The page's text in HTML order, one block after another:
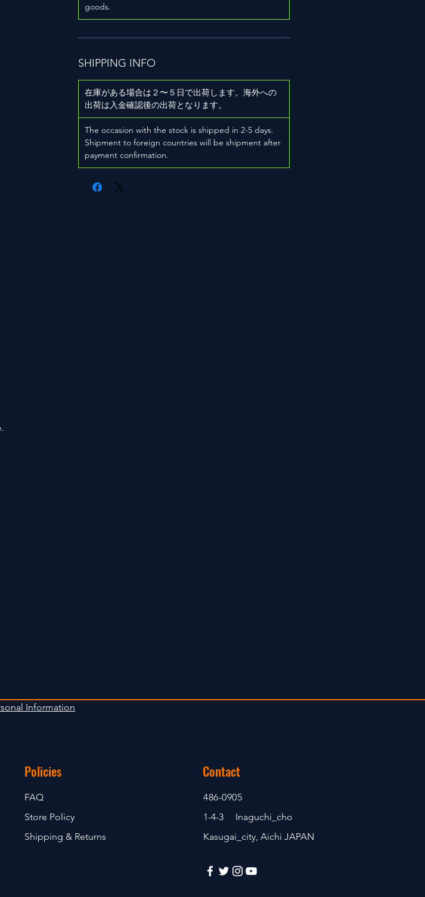
goods.
SHIPPING INFO
在庫がある場合は２〜５日で出荷します。海外への
出荷は入金確認後の出荷となります。
The occasion with the stock is shipped in 2-5 days.
Shipment to foreign countries will be shipment after
payment confirmation.
Policies
FAQ
Store Policy
Shipping & Returns
Contact
486-0905
1-4-3 Inaguchi_cho
Kasugai_city, Aichi JAPAN
Information